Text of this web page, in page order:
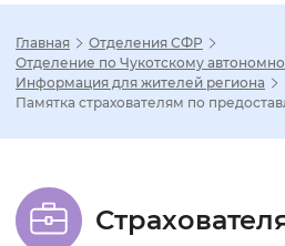
Настройка
Стандартный
Главная
Отделения СФР
Отделение по Чукотскому
Информация для жителей региона
Памятка страхователям по